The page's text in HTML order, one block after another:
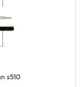
s510